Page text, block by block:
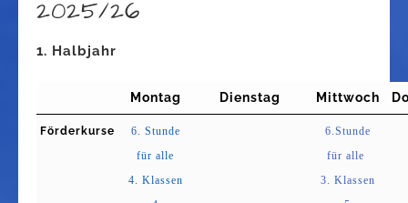
2025/26
1. Halbjahr
Montag Dienstag Mittwoch
Förderkurse
6. Stunde
für alle
4. Klassen
6.Stunde
für alle
3. Klassen